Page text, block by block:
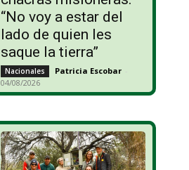
“No voy a estar del
lado de quien les
saque la tierra”
Nacionales Patricia Escobar -
04/08/2026